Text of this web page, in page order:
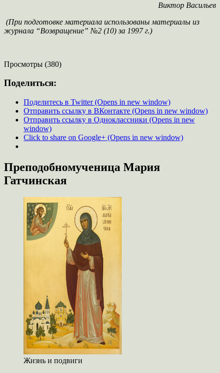
Виктор Васильев
(При подготовке материала использованы материалы из
журнала “Возвращение” №2 (10) за 1997 г.)
Просмотры (380)
Поделиться:
Поделитесь в Twitter (Opens in new window)
Отправить ссылку в ВКонтакте (Opens in new window)
Отправить ссылку в Одноклассники (Opens in new
window)
Click to share on Google+ (Opens in new window)
Преподобномученица Мария
Гатчинская
Жизнь и подвиги